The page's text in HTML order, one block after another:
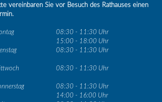
vereinbaren Sie vor Besuch des Rathauses einen
08:30 - 11:30 Uhr
15:00 - 18:00 Uhr
08:30 - 11:30 Uhr
08:30 - 11:30 Uhr
08:30 - 11:30 Uhr
14:00 - 16:00 Uhr